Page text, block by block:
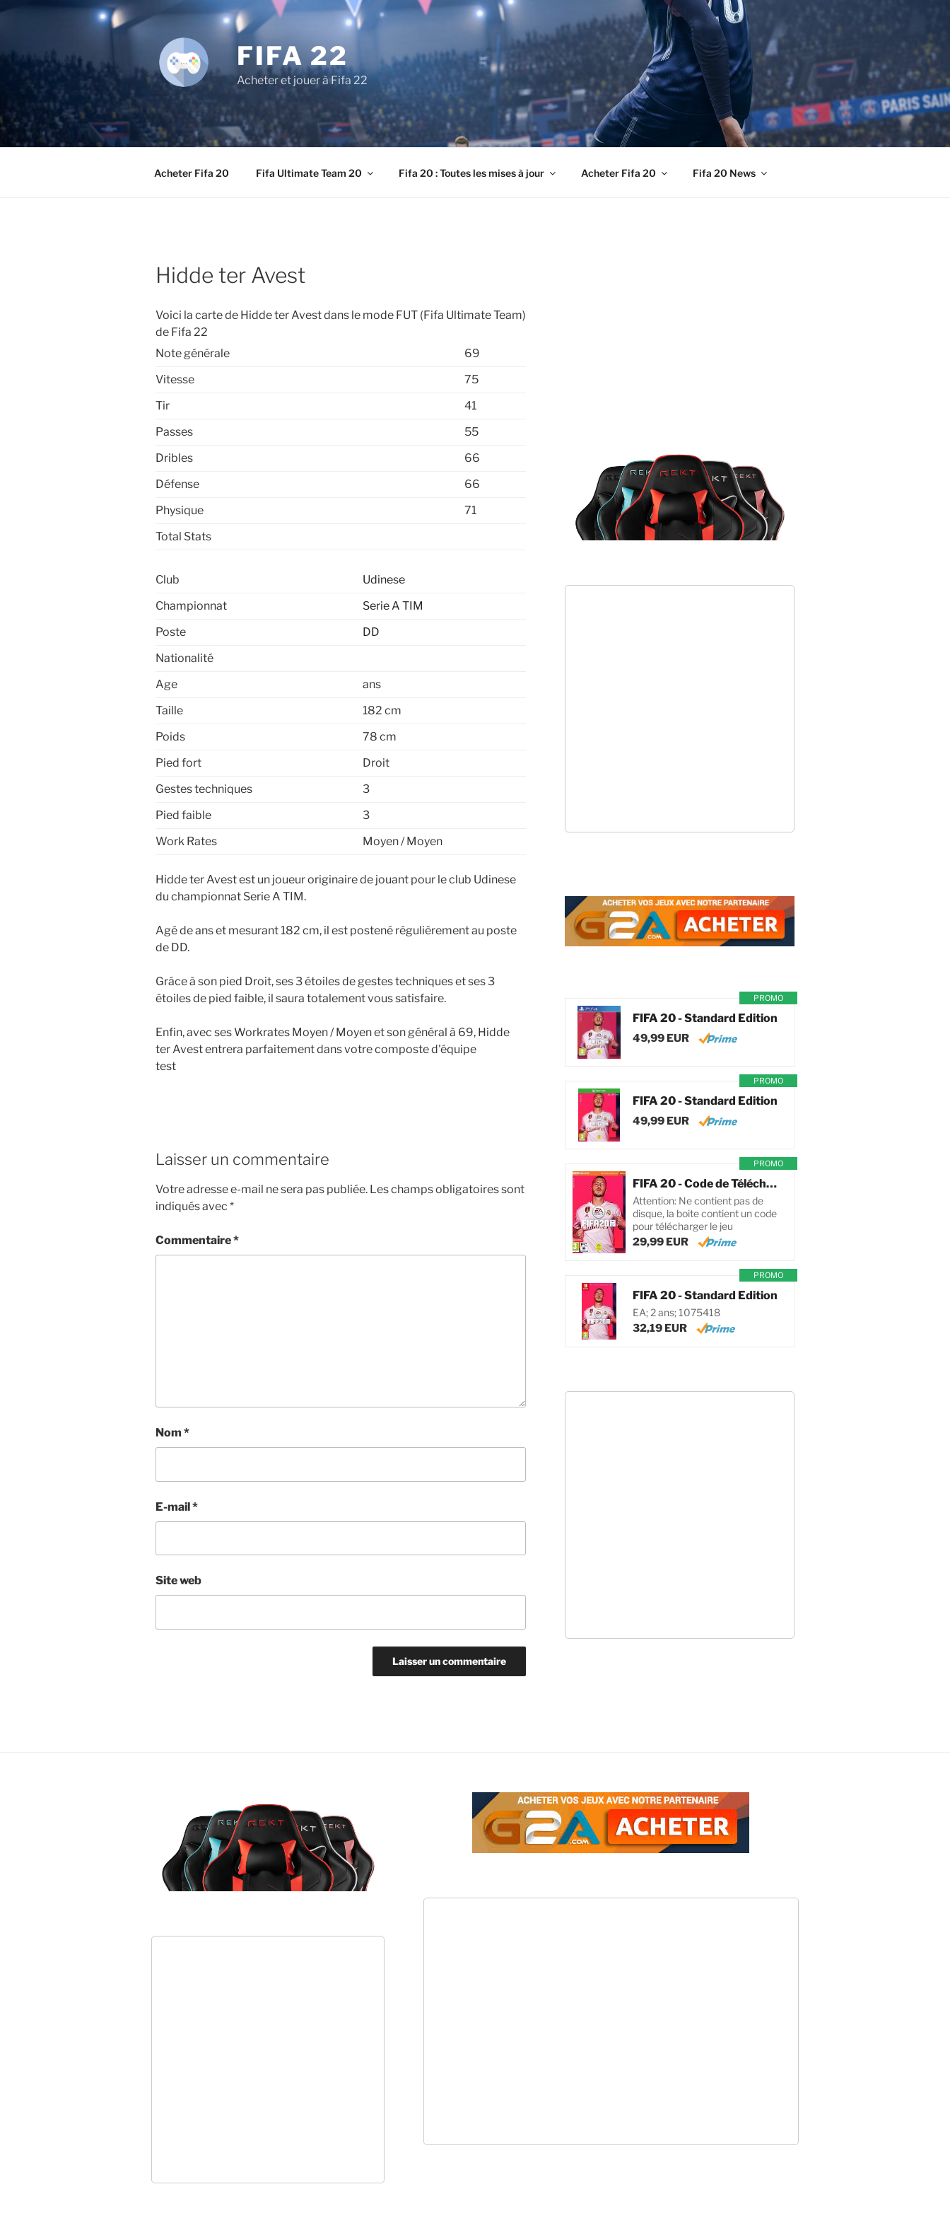
principal
FIFA 22
Acheter et jouer à Fifa 22
Acheter Fifa 20 Fifa Ultimate Team 20 Fifa 20 : Toutes les mises à jour Acheter Fifa 20 Fifa 20 News
Hidde ter Avest
Voici la carte de Hidde ter Avest dans le mode FUT (Fifa Ultimate Team)
de Fifa 22
Note générale
69
Vitesse
75
Tir
41
Passes
55
Dribles
66
Défense
66
Physique
71
Total Stats
Club
Udinese
Championnat
Serie A TIM
Poste
DD
Nationalité
Age
ans
Taille
182 cm
Poids
78 cm
Pied fort
Droit
Gestes techniques
3
Pied faible
3
Work Rates
Moyen / Moyen
Hidde ter Avest est un joueur originaire de jouant pour le club Udinese
du championnat Serie A TIM.
Agé de ans et mesurant 182 cm, il est postené régulièrement au poste
de DD.
Grâce à son pied Droit, ses 3 étoiles de gestes techniques et ses 3
étoiles de pied faible, il saura totalement vous satisfaire.
Enfin, avec ses Workrates Moyen / Moyen et son général à 69, Hidde
ter Avest entrera parfaitement dans votre composte d'équipe
test
Laisser un commentaire
Votre adresse e-mail ne sera pas publiée. Les champs obligatoires sont
indiqués avec *
Commentaire*
Nom *
E-mail*
Site web
PROMO
FIFA 20 - Standard Edition
49,99 EUR
PROMO
FIFA 20 - Standard Edition
49,99 EUR
PROMO
FIFA 20 - Code de Téléchargement pour PC
Attention: Ne contient pas de
disque, la boite contient un code
pour télécharger le jeu
29,99 EUR
PROMO
FIFA 20 - Standard Edition
EA; 2 ans; 1075418
32,19 EUR